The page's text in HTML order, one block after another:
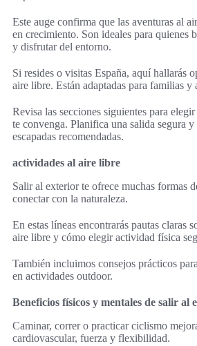
Este auge confirma que las aventuras al
en crecimiento. Son ideales para quienes
y disfrutar del entorno.
Si resides o visitas España, aquí hallarás
aire libre. Están adaptadas para familias y
Revisa las secciones siguientes para
te convenga. Planifica una salida segura y
escapadas recomendadas.
actividades al aire libre
Salir al exterior te ofrece muchas formas
conectar con la naturaleza.
En estas líneas encontrarás pautas claras
aire libre y cómo elegir actividad física
También incluimos consejos prácticos
en actividades outdoor.
Beneficios físicos y mentales de salir al
Caminar, correr o practicar ciclismo
cardiovascular, fuerza y flexibilidad.